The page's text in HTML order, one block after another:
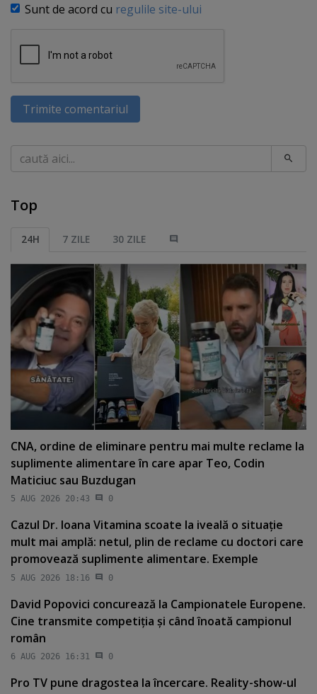
Sunt de acord cu regulile site-ului
Trimite comentariul
Caută
Top
24H 7 ZILE 30 ZILE
CNA, ordine de eliminare pentru mai multe reclame la
suplimente alimentare în care apar Teo, Codin
Maticiuc sau Buzdugan
5 AUG 2026 20:43 0
Cazul Dr. Ioana Vitamina scoate la iveală o situaţie
mult mai amplă: netul, plin de reclame cu doctori care
promovează suplimente alimentare. Exemple
5 AUG 2026 18:16 0
David Popovici concurează la Campionatele Europene.
Cine transmite competiţia şi când înoată campionul
român
6 AUG 2026 16:31 0
Pro TV pune dragostea la încercare. Reality-show-ul